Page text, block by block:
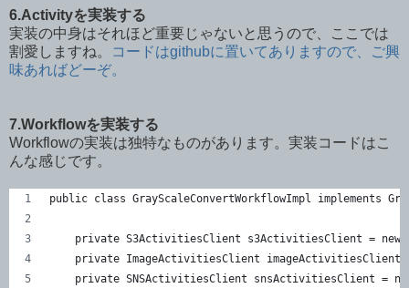
6.Activityを実装する
実装の中身はそれほど重要じゃないと思うので、ここでは
割愛しますね。
コードはgithubに置いてありますので、ご興
味あればどーぞ。
7.Workflowを実装する
Workflowの実装は独特なものがあります。実装コードはこ
んな感じです。
public class GrayScaleConvertWorkflowImpl implements
private S3ActivitiesClient s3ActivitiesClient = new
private ImageActivitiesClient imageActivitiesClient
private SNSActivitiesClient snsActivitiesClient =